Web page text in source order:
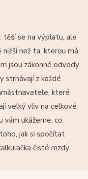
těší se na výplatu, ale
než ta, kterou má
jsou zákonné odvody
strhávají z každé
které
velký vliv na celkové
vám ukážeme, co
jak si spočítat
čisté mzdy.